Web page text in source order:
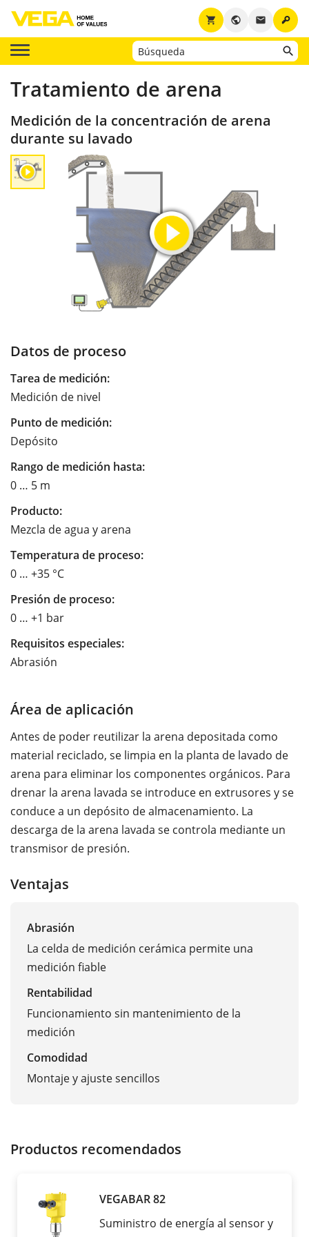
key
email
public
shopping_cart
Tratamiento de arena
Medición de la concentración de arena
durante su lavado
Datos de proceso
Tarea de medición:
Medición de nivel
Punto de medición:
Depósito
Rango de medición hasta:
0 … 5 m
Producto:
Mezcla de agua y arena
Temperatura de proceso:
0 … +35 °C
Presión de proceso:
0 … +1 bar
Requisitos especiales:
Abrasión
Área de aplicación
Antes de poder reutilizar la arena depositada como
material reciclado, se limpia en la planta de lavado de
arena para eliminar los componentes orgánicos. Para
drenar la arena lavada se introduce en extrusores y se
conduce a un depósito de almacenamiento. La
descarga de la arena lavada se controla mediante un
transmisor de presión.
Ventajas
Abrasión
La celda de medición cerámica permite una
medición fiable
Rentabilidad
Funcionamiento sin mantenimiento de la
medición
Comodidad
Montaje y ajuste sencillos
Productos recomendados
VEGABAR 82
Suministro de energía al sensor y